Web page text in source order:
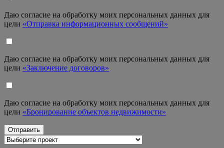
Даю согласие на обработку моих персональных данных для
цели «Отправка информационных сообщений»
Даю согласие на обработку моих персональных данных для
цели «Заключение договоров»
Даю согласие на обработку моих персональных данных для
цели «Бронирование объектов недвижимости»